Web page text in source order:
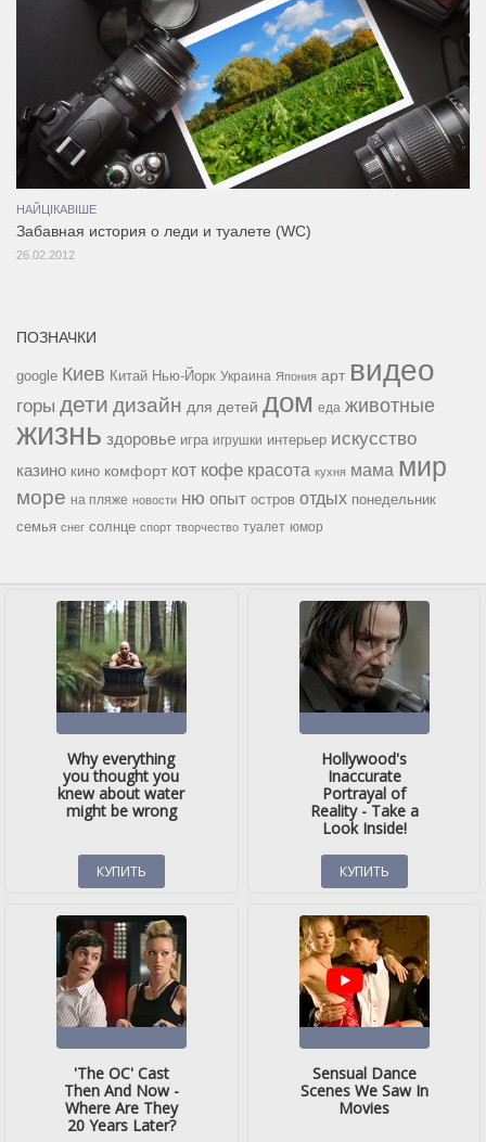
НАЙЦІКАВІШЕ
Забавная история о леди и туалете (WC)
26.02.2012
ПОЗНАЧКИ
google Киев Китай Нью-Йорк Украина Япония арт видео
горы дети дизайн для детей дом еда животные
жизнь здоровье игра игрушки интерьер искусство
казино кино комфорт кот кофе красота кухня мама мир
море на пляже новости ню опыт остров отдых понедельник
семья снег солнце спорт творчество туалет юмор